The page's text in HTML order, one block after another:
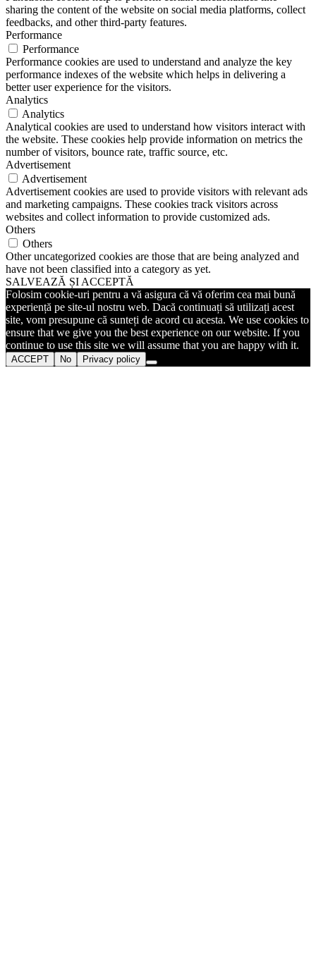
sharing the content of the website on social media platforms, collect
feedbacks, and other third-party features.
Performance
Performance
Performance cookies are used to understand and analyze the key
performance indexes of the website which helps in delivering a
better user experience for the visitors.
Analytics
Analytics
Analytical cookies are used to understand how visitors interact with
the website. These cookies help provide information on metrics the
number of visitors, bounce rate, traffic source, etc.
Advertisement
Advertisement
Advertisement cookies are used to provide visitors with relevant ads
and marketing campaigns. These cookies track visitors across
websites and collect information to provide customized ads.
Others
Others
Other uncategorized cookies are those that are being analyzed and
have not been classified into a category as yet.
SALVEAZĂ ȘI ACCEPTĂ
Folosim cookie-uri pentru a vă asigura că vă oferim cea mai bună
experiență pe site-ul nostru web. Dacă continuați să utilizați acest
site, vom presupune că sunteți de acord cu acesta. We use cookies to
ensure that we give you the best experience on our website. If you
continue to use this site we will assume that you are happy with it.
ACCEPT No Privacy policy